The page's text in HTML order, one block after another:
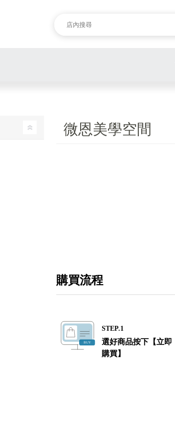
微恩美學空間
購買流程
STEP.1
選好商品按下【立即
購買】